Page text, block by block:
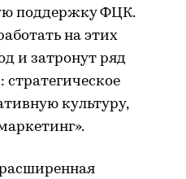
поддержку ФЦК.
на этих
и затронут ряд
культуру,